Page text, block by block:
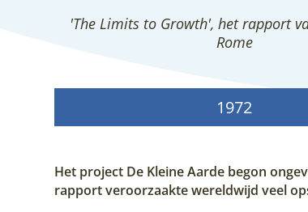
'The Limits to Growth', het rapport
Rome
1972
Het project De Kleine Aarde begon
rapport veroorzaakte wereldwijd veel